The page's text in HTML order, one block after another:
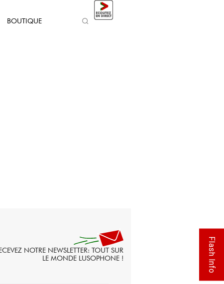
BOUTIQUE
NOTRE NEWSLETTER: TOUT SUR
LE MONDE LUSOPHONE !
Flash Info